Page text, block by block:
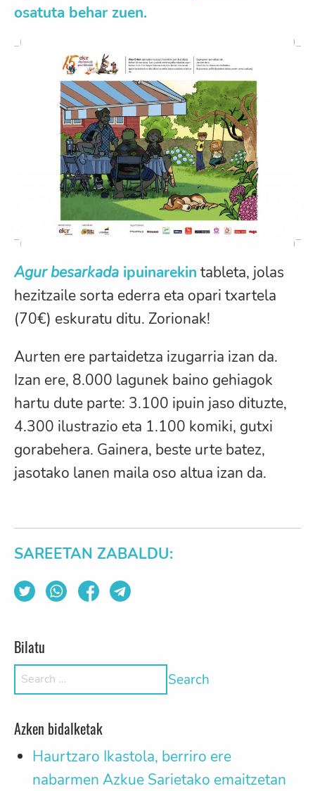
osatuta behar zuen.
Agur besarkada ipuinarekin tableta, jolas
hezitzaile sorta ederra eta opari txartela
(70€) eskuratu ditu. Zorionak!
Aurten ere partaidetza izugarria izan da.
Izan ere, 8.000 lagunek baino gehiagok
hartu dute parte: 3.100 ipuin jaso dituzte,
4.300 ilustrazio eta 1.100 komiki, gutxi
gorabehera. Gainera, beste urte batez,
jasotako lanen maila oso altua izan da.
SAREETAN ZABALDU:
Bilatu
Search for:
Azken bidalketak
Haurtzaro Ikastola, berriro ere
nabarmen Azkue Sarietako emaitzetan